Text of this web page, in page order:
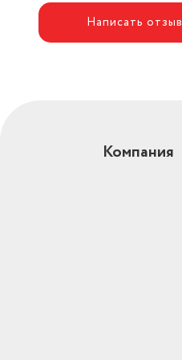
(дБ)
Функция теплый старт
Написать отзыв
Компания